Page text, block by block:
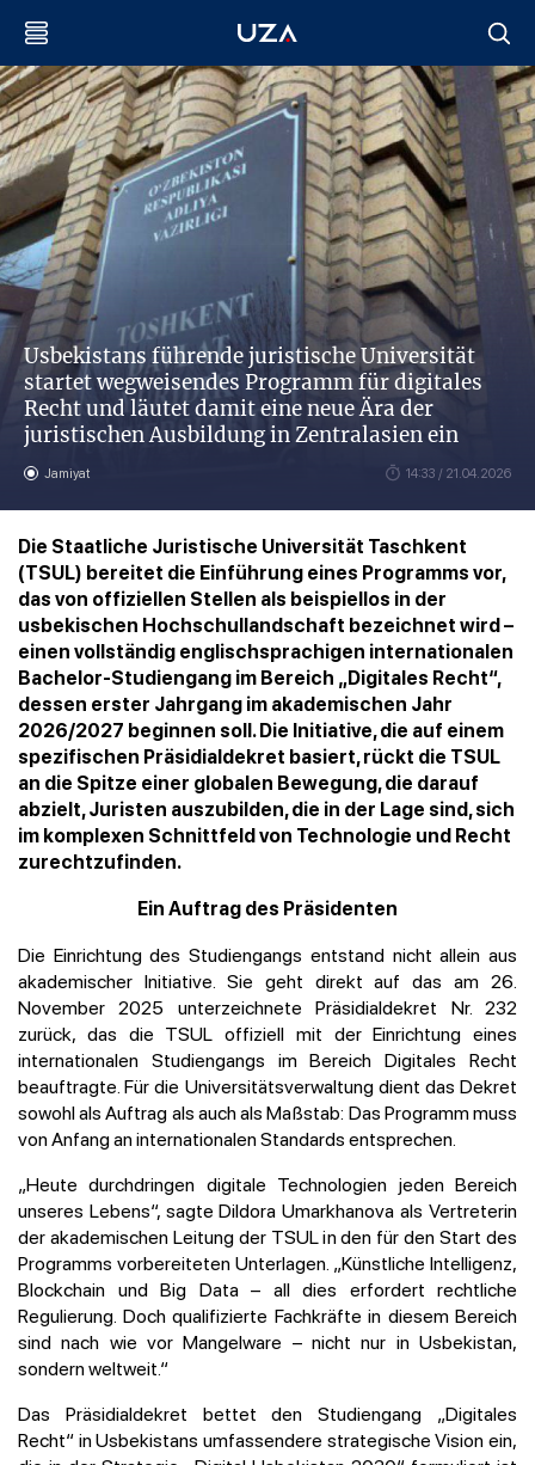
Usbekistans führende juristische Universität
startet wegweisendes Programm für digitales
Recht und läutet damit eine neue Ära der
juristischen Ausbildung in Zentralasien ein
Jamiyat 14:33 / 21.04.2026
Die Staatliche Juristische Universität Taschkent
(TSUL) bereitet die Einführung eines Programms vor,
das von offiziellen Stellen als beispiellos in der
usbekischen Hochschullandschaft bezeichnet wird –
einen vollständig englischsprachigen internationalen
Bachelor-Studiengang im Bereich „Digitales Recht“,
dessen erster Jahrgang im akademischen Jahr
2026/2027 beginnen soll. Die Initiative, die auf einem
spezifischen Präsidialdekret basiert, rückt die TSUL
an die Spitze einer globalen Bewegung, die darauf
abzielt, Juristen auszubilden, die in der Lage sind, sich
im komplexen Schnittfeld von Technologie und Recht
zurechtzufinden.
Ein Auftrag des Präsidenten
Die Einrichtung des Studiengangs entstand nicht allein aus
akademischer Initiative. Sie geht direkt auf das am 26.
November 2025 unterzeichnete Präsidialdekret Nr. 232
zurück, das die TSUL offiziell mit der Einrichtung eines
internationalen Studiengangs im Bereich Digitales Recht
beauftragte. Für die Universitätsverwaltung dient das Dekret
sowohl als Auftrag als auch als Maßstab: Das Programm muss
von Anfang an internationalen Standards entsprechen.
„Heute durchdringen digitale Technologien jeden Bereich
unseres Lebens“, sagte Dildora Umarkhanova als Vertreterin
der akademischen Leitung der TSUL in den für den Start des
Programms vorbereiteten Unterlagen. „Künstliche Intelligenz,
Blockchain und Big Data – all dies erfordert rechtliche
Regulierung. Doch qualifizierte Fachkräfte in diesem Bereich
sind nach wie vor Mangelware – nicht nur in Usbekistan,
sondern weltweit.“
Das Präsidialdekret bettet den Studiengang „Digitales
Recht“ in Usbekistans umfassendere strategische Vision ein,